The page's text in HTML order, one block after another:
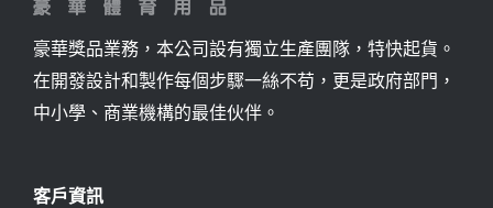
豪華獎品業務，本公司設有獨立生產團隊，特快起貨。
在開發設計和製作每個步驟一絲不苟，更是政府部門，
中小學、商業機構的最佳伙伴。
客戶資訊